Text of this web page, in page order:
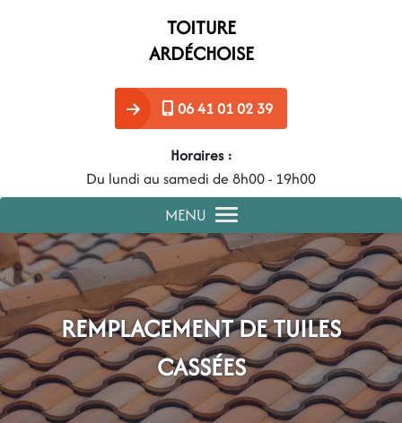
TOITURE
ARDÉCHOISE
06 41 01 02 39
Horaires :
Du lundi au samedi de 8h00 - 19h00
MENU
REMPLACEMENT DE TUILES
CASSÉES